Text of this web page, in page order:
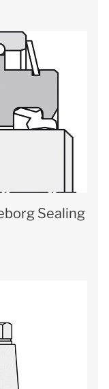
Sealing